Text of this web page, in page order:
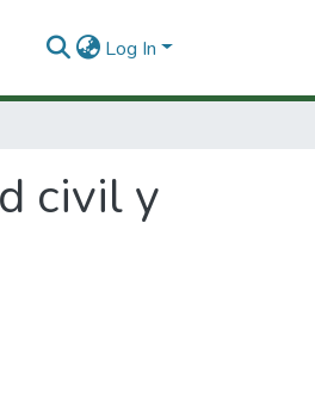
Log In
civil y